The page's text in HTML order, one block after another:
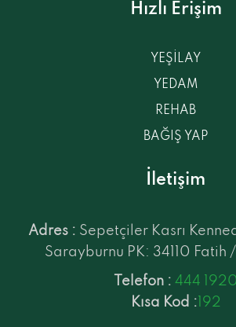
Hızlı Erişim
YEŞİLAY
YEDAM
REHAB
BAĞIŞ YAP
İletişim
Adres : Sepetçiler Kasrı
Sarayburnu PK: 34110 Fatih
Telefon : 444 1920
Kısa Kod : 192